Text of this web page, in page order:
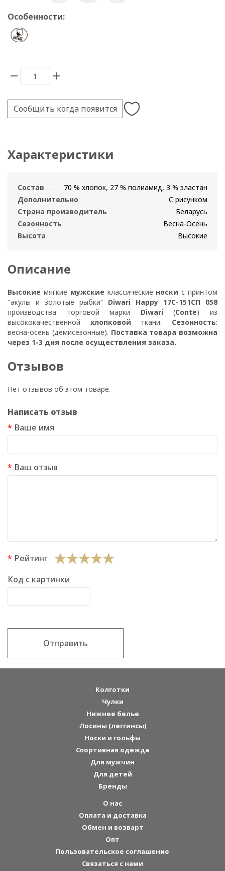
Особенности:
Сообщить когда появится
Характеристики
Состав
70 % хлопок, 27 % полиамид, 3 % эластан
Дополнительно
С рисунком
Страна производитель
Беларусь
Сезонность
Весна-Осень
Высота
Высокие
Описание
Высокие мягкие мужские классические носкис принтом
"акулы и золотые рыбки" Diwari Happy 17С-151СП 058
производства торговой марки Diwari(Conte) из
высококачественной хлопковой ткани. Сезонность:
весна-осень (демисезонные). Поставка товара возможна
через 1-3 дня после осуществления заказа.
Отзывов
Нет отзывов об этом товаре.
Написать отзыв
Ваше имя
Ваш отзыв
Рейтинг
Код с картинки
Отправить
Колготки
Чулки
Нижнее белье
Лосины (леггинсы)
Носки и гольфы
Спортивная одежда
Для мужчин
Для детей
Бренды
О нас
Оплата и доставка
Обмен и возварт
Опт
Пользовательское соглашение
Связаться с нами